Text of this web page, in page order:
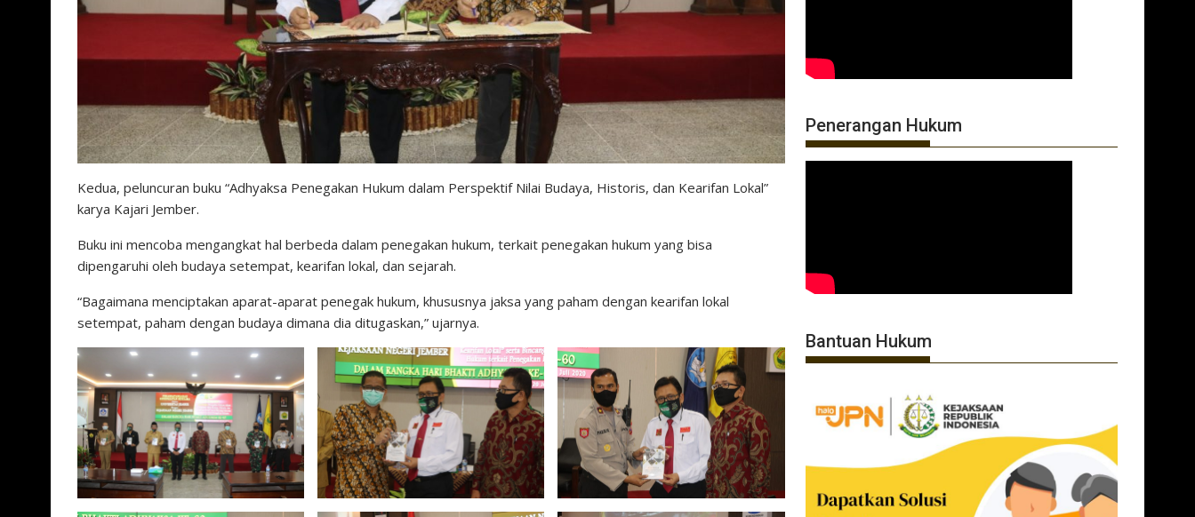
Kedua, peluncuran buku “Adhyaksa Penegakan Hukum dalam Perspektif Nilai Budaya, Historis, dan Kearifan Lokal”
karya Kajari Jember.
Buku ini mencoba mengangkat hal berbeda dalam penegakan hukum, terkait penegakan hukum yang bisa
dipengaruhi oleh budaya setempat, kearifan lokal, dan sejarah.
“Bagaimana menciptakan aparat-aparat penegak hukum, khususnya jaksa yang paham dengan kearifan lokal
setempat, paham dengan budaya dimana dia ditugaskan,” ujarnya.
Penerangan Hukum
Bantuan Hukum